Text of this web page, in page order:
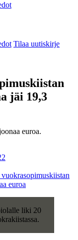
Tilaa uutiskirje
jäi 19,3
euroa.
euroa
liki 20